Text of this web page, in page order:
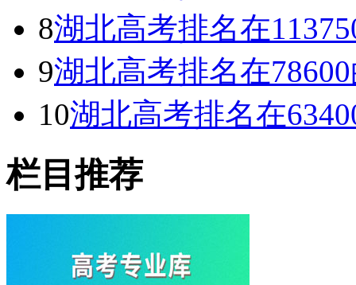
8湖北高考排名在
9湖北高考排名在
10湖北高考排名在
栏目推荐